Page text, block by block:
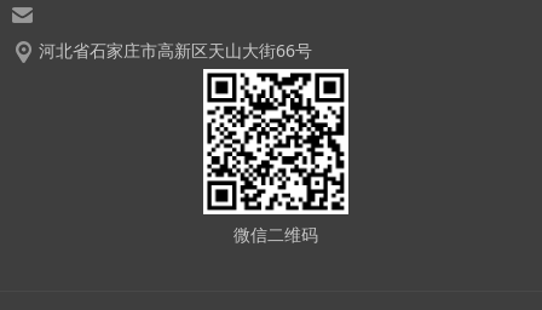
河北省石家庄市高新区天山大街66号
微信二维码